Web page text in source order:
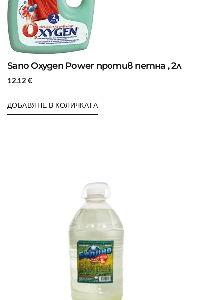
Sano Oxygen Power против петна , 2л
12.12 €
ДОБАВЯНЕ В КОЛИЧКАТА